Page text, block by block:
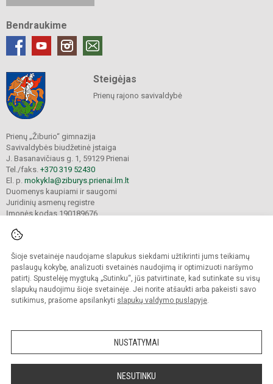
Šioje svetainėje naudojame slapukus siekdami užtikrinti jums teikiamų
paslaugų kokybę, analizuoti svetainės naudojimą ir optimizuoti naršymo
patirtį. Spustelėję mygtuką „Sutinku“, jūs patvirtinate, kad sutinkate su visų
slapukų naudojimu šioje svetainėje. Jei norite atšaukti arba pakeisti savo
sutikimus, prašome apsilankyti slapukų valdymo puslapyje.
NUSTATYMAI
NESUTINKU
Bendraukime
Steigėjas
Prienų rajono savivaldybė
Prienų „Žiburio“ gimnazija
Savivaldybės biudžetinė įstaiga
J. Basanavičiaus g. 1, 59129 Prienai
Tel./faks. +370 319 52430
El. p. mokykla@ziburys.prienai.lm.lt
Duomenys kaupiami ir saugomi
Juridinių asmenų registre
Įmonės kodas 190189676
© 2023 Prienų "Žiburio" gimnazija. Visos teisės saugomos.
Kopijuoti turinį be raštiško gimnazijos sutikimo griežtai draudžiama.
Versija neįgaliesiems Slapukų politika
Sumanus būdas atnaujinti